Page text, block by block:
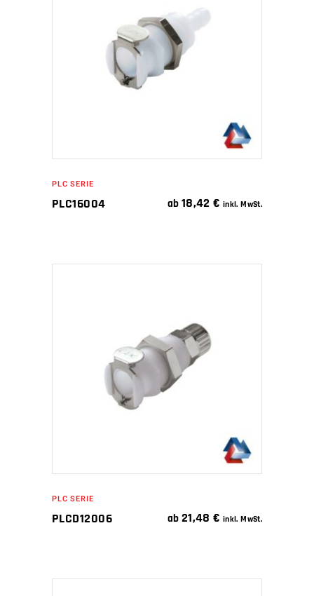
IN DEN WARENKORB
PLC SERIE
PLC16004 ab 18,42€ inkl. MwSt.
IN DEN WARENKORB
PLC SERIE
PLCD12006 ab 21,48€ inkl. MwSt.